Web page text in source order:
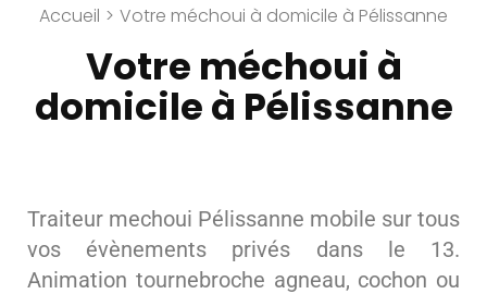
Accueil > Votre méchoui à domicile à Pélissanne
Votre méchoui à
domicile à Pélissanne
Traiteur mechoui Pélissanne mobile sur tous
vos évènements privés dans le 13.
Animation tournebroche agneau, cochon ou